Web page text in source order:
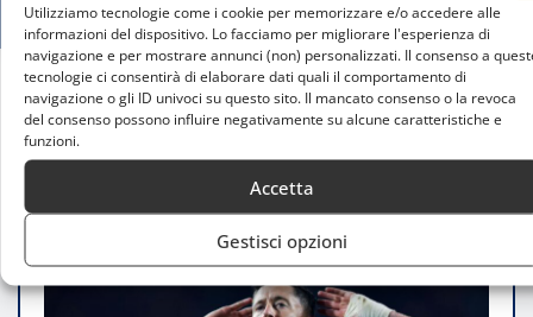
Utilizziamo tecnologie come i cookie per memorizzare e/o accedere alle
informazioni del dispositivo. Lo facciamo per migliorare l'esperienza di
navigazione e per mostrare annunci (non) personalizzati. Il consenso a
tecnologie ci consentirà di elaborare dati quali il comportamento di
navigazione o gli ID univoci su questo sito. Il mancato consenso o la revoca
del consenso possono influire negativamente su alcune caratteristiche e
funzioni.
Accetta
Gestisci opzioni
Home
Lewandowski, allarme in casa Barcellona:
infortunio muscolare prima della semifinale con l’Inter